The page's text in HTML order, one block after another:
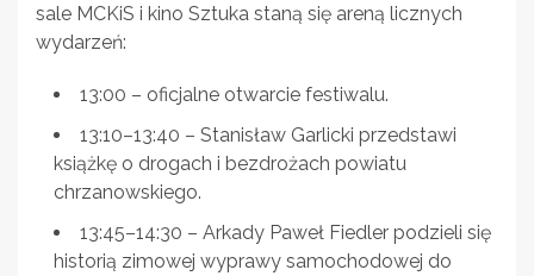
sale MCKiS i kino Sztuka staną się areną licznych
wydarzeń:
13:00 – oficjalne otwarcie festiwalu.
13:10–13:40 – Stanisław Garlicki przedstawi
książkę o drogach i bezdrożach powiatu
chrzanowskiego.
13:45–14:30 – Arkady Paweł Fiedler podzieli się
historią zimowej wyprawy samochodowej do